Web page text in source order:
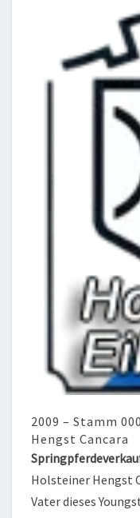
2009 – Stamm
Hengst Cancara
Holsteiner Hengst
Vater dieses